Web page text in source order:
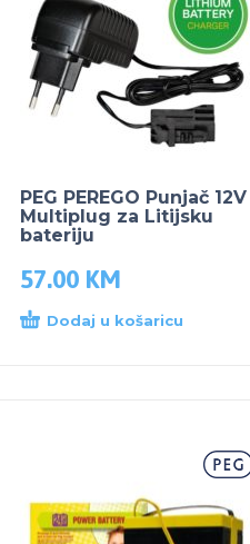
PEG PEREGO Punjač 12V
Multiplug za Litijsku
bateriju
57.00 KM
Dodaj u košaricu